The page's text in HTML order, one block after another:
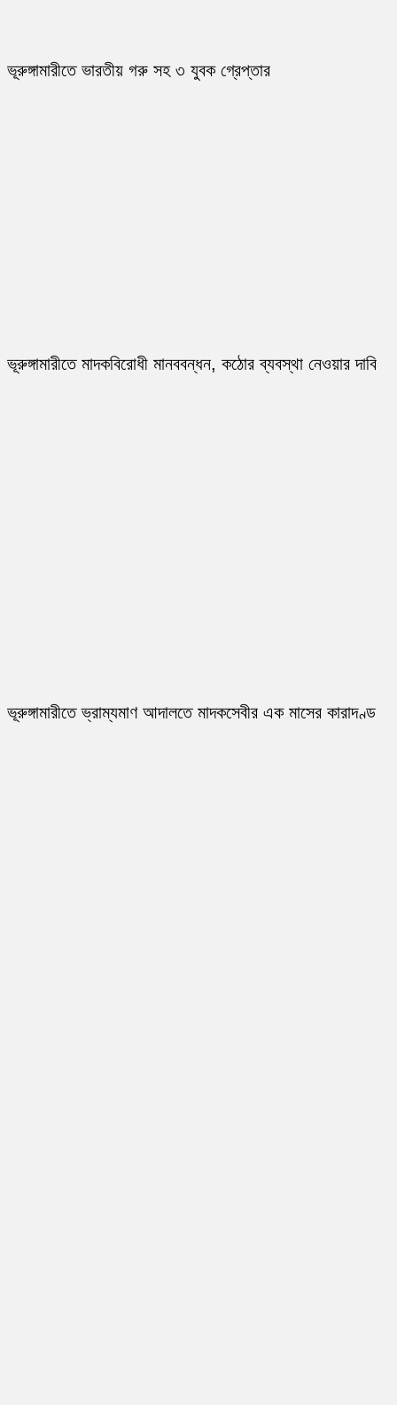
ভূরুঙ্গামারীতে ভারতীয় গরু সহ ৩ যুবক গ্রেপ্তার
ভূরুঙ্গামারীতে মাদকবিরোধী মানববন্ধন, কঠোর ব্যবস্থা নেওয়ার দাবি
ভূরুঙ্গামারীতে ভ্রাম্যমাণ আদালতে মাদকসেবীর এক মাসের কারাদণ্ড